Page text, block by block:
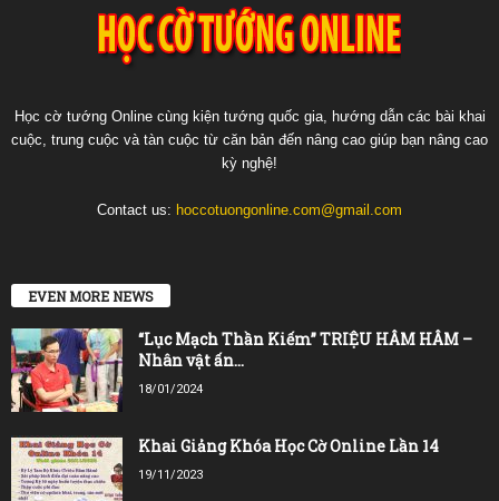
Học cờ tướng Online cùng kiện tướng quốc gia, hướng dẫn các bài khai
cuộc, trung cuộc và tàn cuộc từ căn bản đến nâng cao giúp bạn nâng cao
kỳ nghệ!
Contact us: hoccotuongonline.com@gmail.com
EVEN MORE NEWS
“Lục Mạch Thần Kiếm” TRIỆU HÂM HÂM –
Nhân vật ấn...
18/01/2024
Khai Giảng Khóa Học Cờ Online Lần 14
19/11/2023